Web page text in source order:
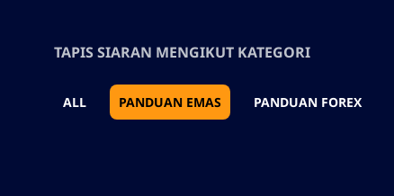
TAPIS SIARAN MENGIKUT KATEGORI
ALL PANDUAN EMAS PANDUAN FOREX